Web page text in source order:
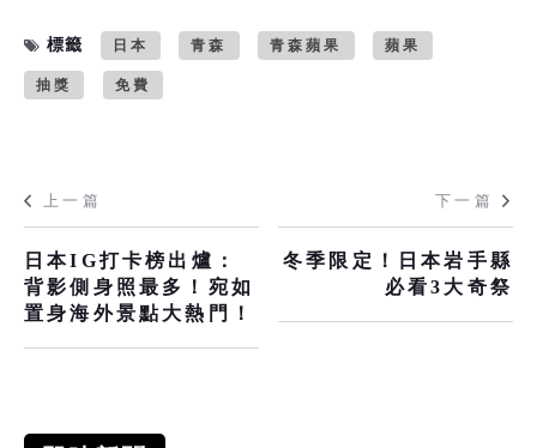
標籤 日本 青森 青森蘋果 蘋果
抽獎 免費
上一篇
日本IG打卡榜出爐：
背影側身照最多！宛如
置身海外景點大熱門！
下一篇
冬季限定！日本岩手縣
必看3大奇祭